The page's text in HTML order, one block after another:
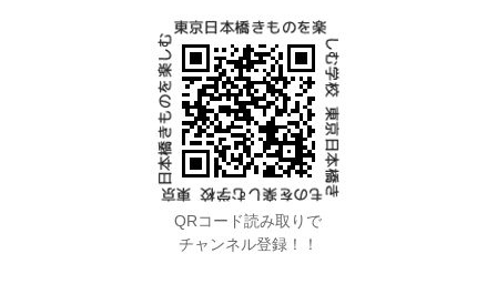
QRコード読み取りで
チャンネル登録！！